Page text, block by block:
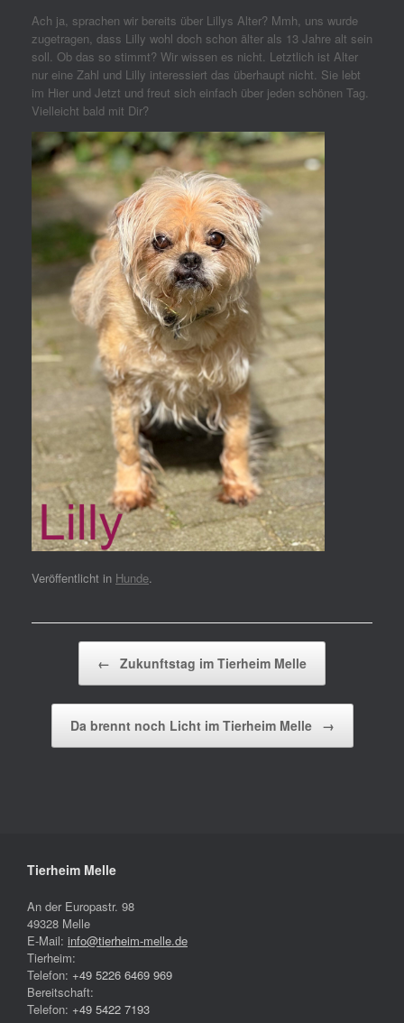
Ach ja, sprachen wir bereits über Lillys Alter? Mmh, uns wurde
zugetragen, dass Lilly wohl doch schon älter als 13 Jahre alt sein
soll. Ob das so stimmt? Wir wissen es nicht. Letztlich ist Alter
nur eine Zahl und Lilly interessiert das überhaupt nicht. Sie lebt
im Hier und Jetzt und freut sich einfach über jeden schönen Tag.
Vielleicht bald mit Dir?
Veröffentlicht in Hunde.
← Zukunftstag im Tierheim Melle
Da brennt noch Licht im Tierheim Melle →
Tierheim Melle
An der Europastr. 98
49328 Melle
E-Mail: info@tierheim-melle.de
Tierheim:
Telefon: +49 5226 6469 969
Bereitschaft:
Telefon: +49 5422 7193